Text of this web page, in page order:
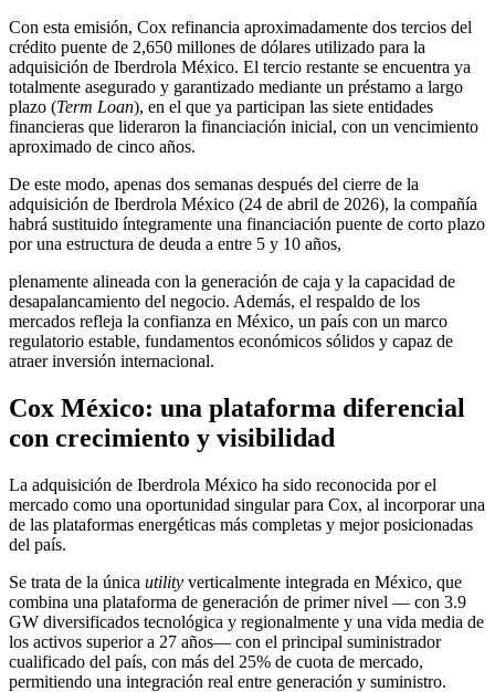
Con esta emisión, Cox refinancia aproximadamente dos tercios del
crédito puente de 2,650 millones de dólares utilizado para la
adquisición de Iberdrola México. El tercio restante se encuentra ya
totalmente asegurado y garantizado mediante un préstamo a largo
plazo (Term Loan), en el que ya participan las siete entidades
financieras que lideraron la financiación inicial, con un vencimiento
aproximado de cinco años.
De este modo, apenas dos semanas después del cierre de la
adquisición de Iberdrola México (24 de abril de 2026), la compañía
habrá sustituido íntegramente una financiación puente de corto plazo
por una estructura de deuda a entre 5 y 10 años,
plenamente alineada con la generación de caja y la capacidad de
desapalancamiento del negocio. Además, el respaldo de los
mercados refleja la confianza en México, un país con un marco
regulatorio estable, fundamentos económicos sólidos y capaz de
atraer inversión internacional.
Cox México: una plataforma diferencial
con crecimiento y visibilidad
La adquisición de Iberdrola México ha sido reconocida por el
mercado como una oportunidad singular para Cox, al incorporar una
de las plataformas energéticas más completas y mejor posicionadas
del país.
Se trata de la única utility verticalmente integrada en México, que
combina una plataforma de generación de primer nivel — con 3.9
GW diversificados tecnológica y regionalmente y una vida media de
los activos superior a 27 años— con el principal suministrador
cualificado del país, con más del 25% de cuota de mercado,
permitiendo una integración real entre generación y suministro.